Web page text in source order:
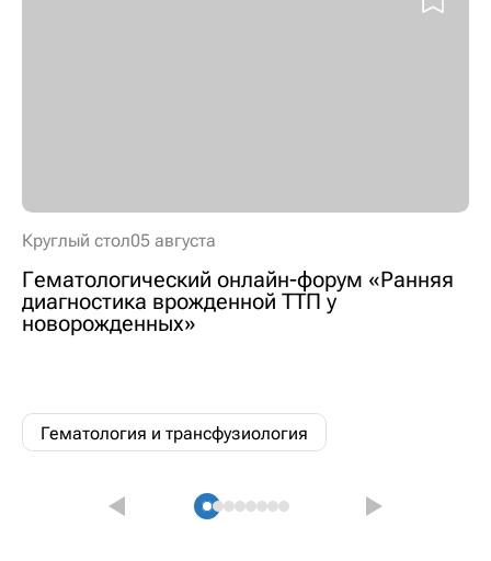
Круглый стол05 августа
Гематологический онлайн-форум «Ранняя
диагностика врожденной ТТП у
новорожденных»
Гематология и трансфузиология